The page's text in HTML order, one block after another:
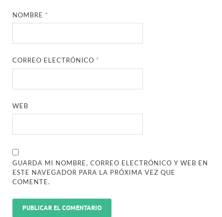
NOMBRE *
CORREO ELECTRÓNICO *
WEB
GUARDA MI NOMBRE, CORREO ELECTRÓNICO Y WEB EN
ESTE NAVEGADOR PARA LA PRÓXIMA VEZ QUE
COMENTE.